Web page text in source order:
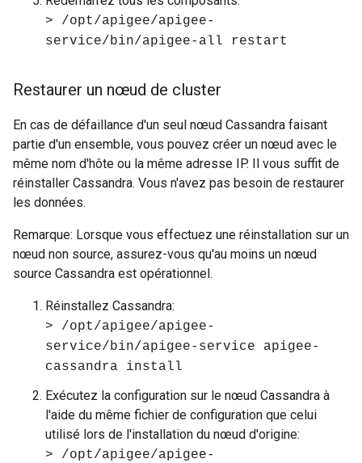
> /opt/apigee/apigee-
service/bin/apigee-all restart
Restaurer un nœud de cluster
En cas de défaillance d'un seul nœud Cassandra faisant
partie d'un ensemble, vous pouvez créer un nœud avec le
même nom d'hôte ou la même adresse IP. Il vous suffit de
réinstaller Cassandra. Vous n'avez pas besoin de restaurer
les données.
Remarque: Lorsque vous effectuez une réinstallation sur un
nœud non source, assurez-vous qu'au moins un nœud
source Cassandra est opérationnel.
Réinstallez Cassandra:
> /opt/apigee/apigee-
service/bin/apigee-service apigee-
cassandra install
Exécutez la configuration sur le nœud Cassandra à
l'aide du même fichier de configuration que celui
utilisé lors de l'installation du nœud d'origine:
> /opt/apigee/apigee-